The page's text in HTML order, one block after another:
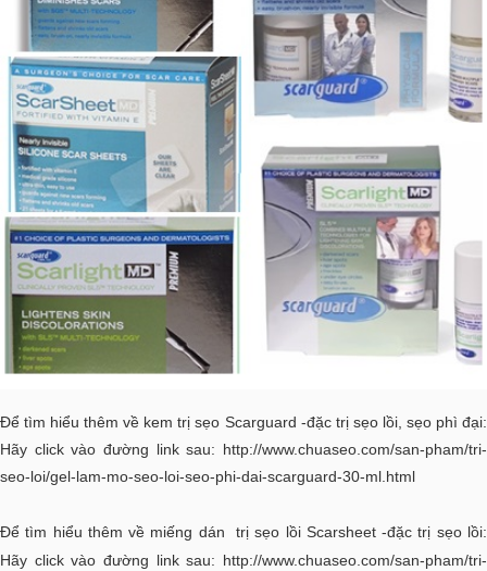
Để tìm hiểu thêm về kem trị sẹo Scarguard -đặc trị sẹo lồi, sẹo phì đại:
Hãy click vào đường link sau: http://www.chuaseo.com/san-pham/tri-
seo-loi/gel-lam-mo-seo-loi-seo-phi-dai-scarguard-30-ml.html
Để tìm hiểu thêm về miếng dán trị sẹo lồi Scarsheet -đặc trị sẹo lồi:
Hãy click vào đường link sau: http://www.chuaseo.com/san-pham/tri-